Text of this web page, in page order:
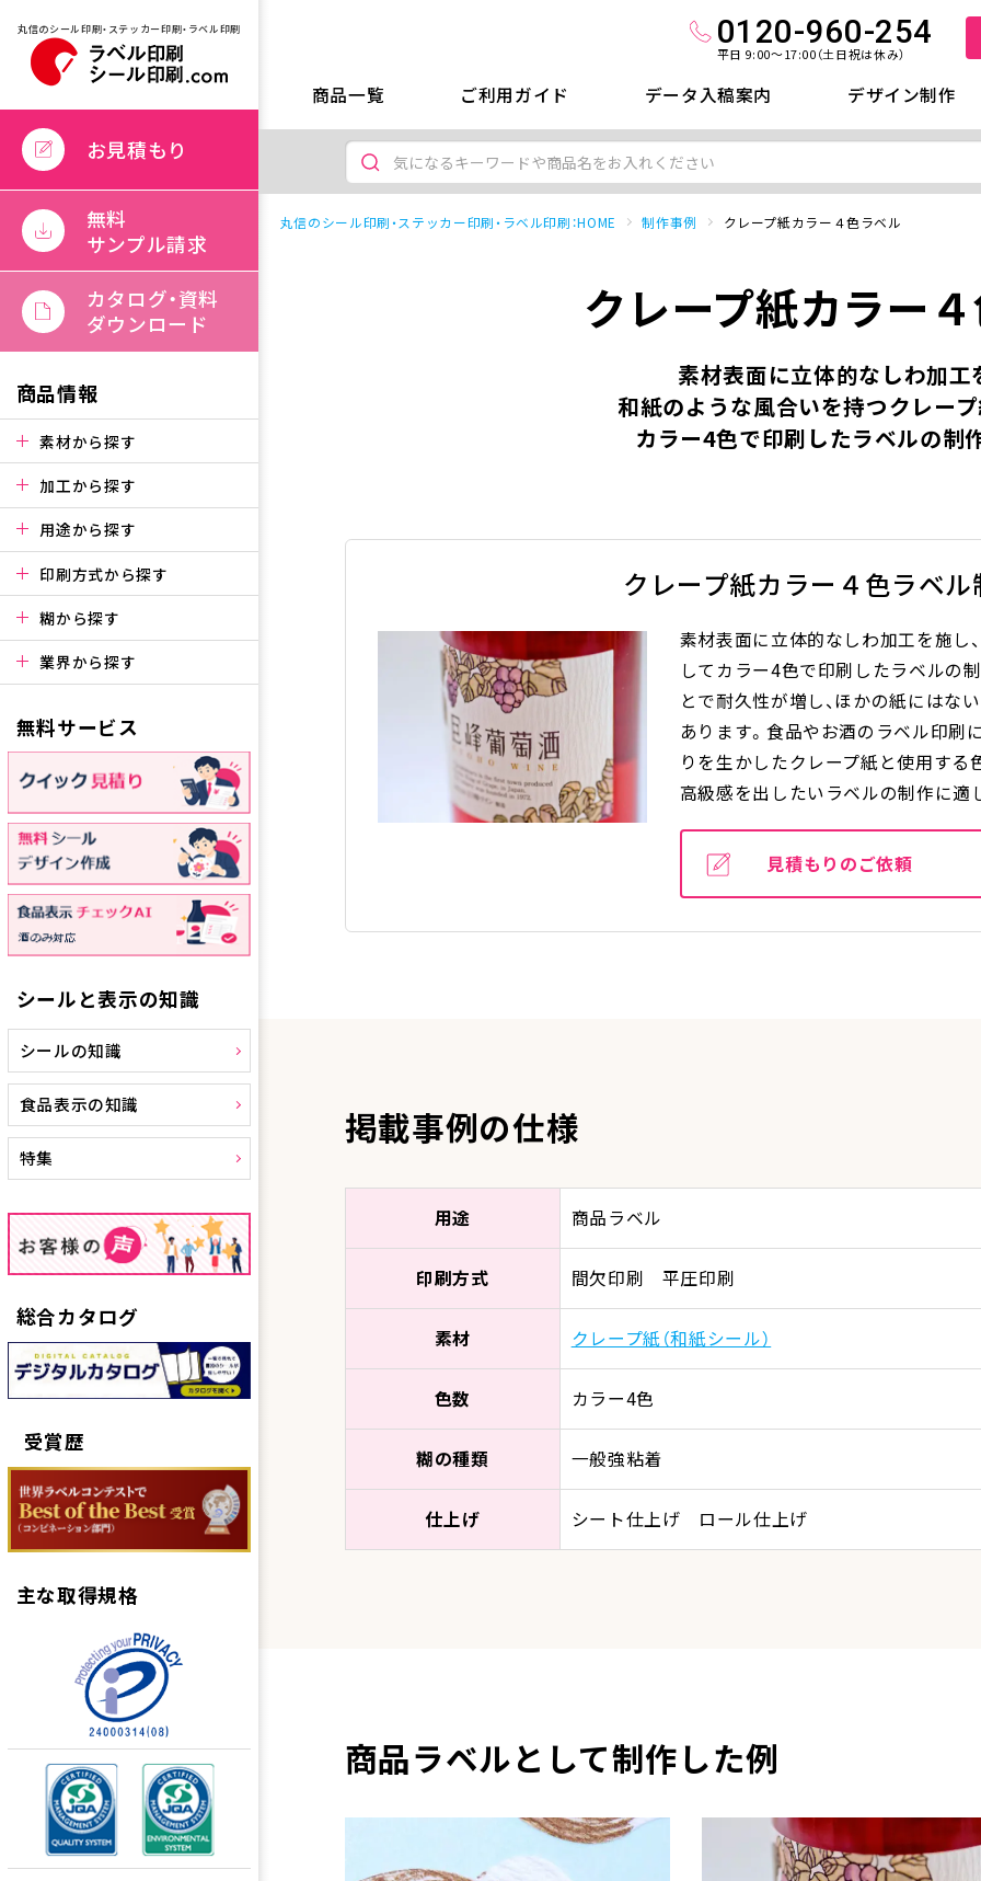
丸信のシール印刷・ステッカー印刷・ラベル印刷 0120-960-254
平日 9:00～17:00（土日祝は休み）
商品一覧 ご利用ガイド データ入稿案内 デザイン制作
お見積もり
無料
サンプル請求
カタログ・資料
ダウンロード
商品情報
素材から探す
加工から探す
用途から探す
印刷方式から探す
糊から探す
業界から探す
無料サービス
シールと表示の知識
シールの知識
食品表示の知識
特集
総合カタログ
受賞歴
主な取得規格
丸信のシール印刷・ステッカー印刷・ラベル印刷：HOME 制作事例 クレープ紙カラー４色ラベル
クレープ紙カラー
素材表面に立体的なしわ加工
和紙のような風合いを持つクレー
カラー4色で印刷したラベルの制
クレープ紙カラー４色ラベ
素材表面に立体的なしわ加工を施し
してカラー4色で印刷したラベルの
とで耐久性が増し、ほかの紙にはな
あります。食品やお酒のラベル印刷
りを生かしたクレープ紙と使用す
高級感を出したいラベルの制作に適
見積もりのご依頼
掲載事例の仕様
用途 商品ラベル
印刷方式 間欠印刷 平圧印刷
素材 クレープ紙（和紙シール）
色数 カラー4色
糊の種類 一般強粘着
仕上げ シート仕上げ ロール仕上げ
商品ラベルとして制作した例